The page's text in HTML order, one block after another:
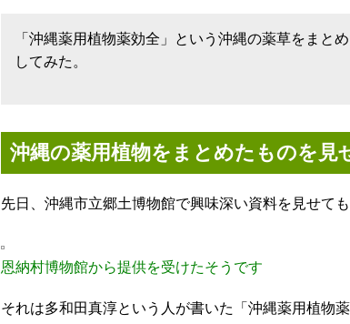
「沖縄薬用植物薬効全」という沖縄の薬草をまと
してみた。
沖縄の薬用植物をまとめたものを見
先日、沖縄市立郷土博物館で興味深い資料を見せても
恩納村博物館から提供を受けたそうです
それは多和田真淳という人が書いた「沖縄薬用植物